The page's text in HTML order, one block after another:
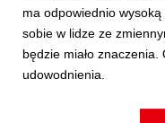
ma odpowiednio
sobie w lidze ze
będzie miało
udowodnienia.